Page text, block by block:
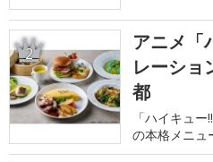
2
アニメ「
レーショ
都
「ハイキュ
の本格メニュ